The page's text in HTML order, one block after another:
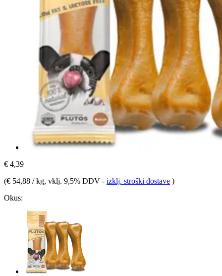
€ 4,39
(€ 54,88 / kg, vklj. 9,5% DDV - izklj. stroški dostave )
Okus: